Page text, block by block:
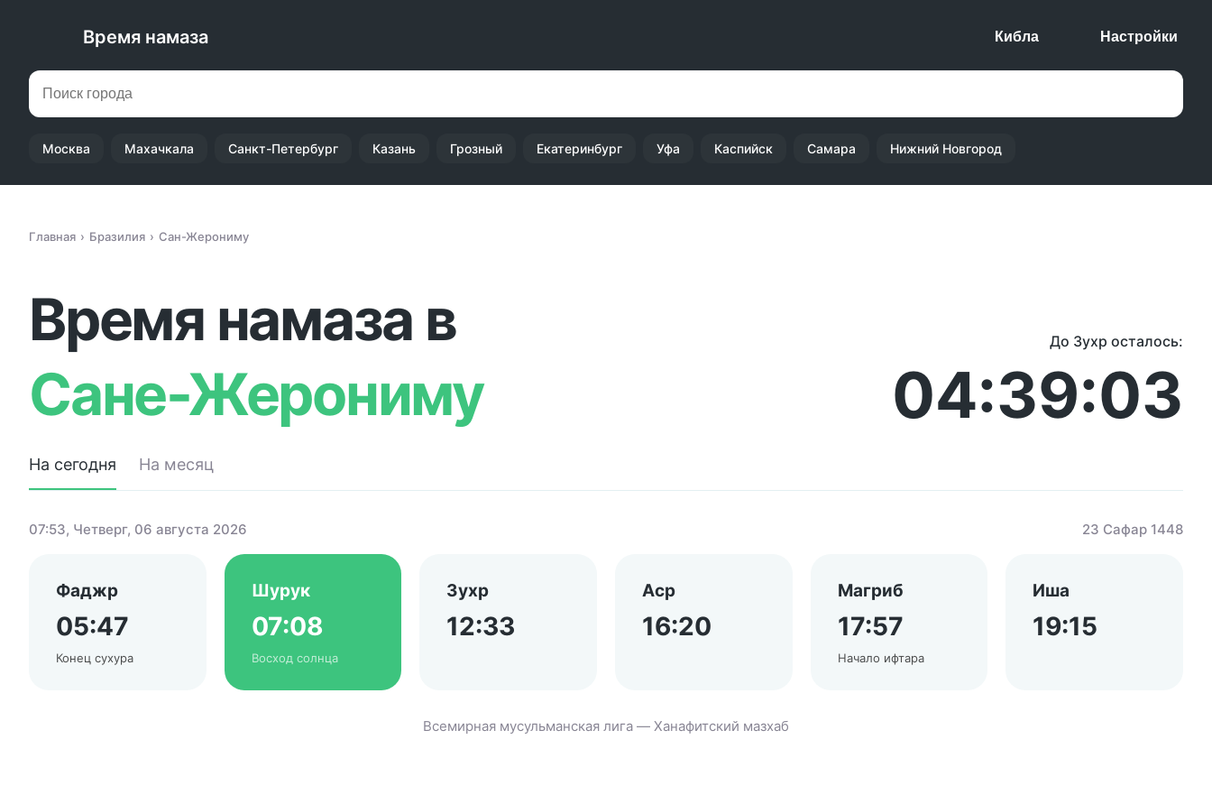
Время намаза Кибла Настройки
Москва Махачкала Санкт-Петербург Казань Грозный Екатеринбург Уфа Каспийск Самара Нижний Новгород
Главная Бразилия Сан-Жерониму
Время намаза в
Сане-Жерониму
До Зухр осталось:
04:39:03
На сегодня На месяц
07:53, Четверг, 06 августа 2026 23 Сафар 1448
Фаджр
05:47
Конец сухура
Шурук
07:08
Восход солнца
Зухр
12:33
Аср
16:20
Магриб
17:57
Начало ифтара
Иша
19:15
Всемирная мусульманская лига — Ханафитский мазхаб